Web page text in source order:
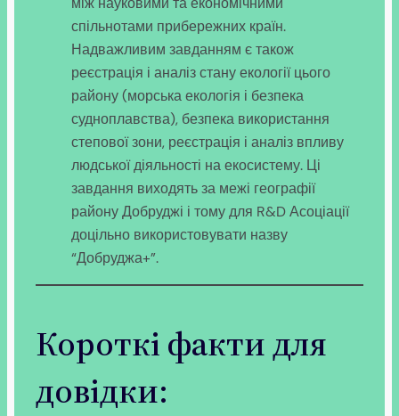
спільнотами прибережних країн.
Надважливим завданням є також
реєстрація і аналіз стану екології цього
району (морська екологія і безпека
судноплавства), безпека використання
степової зони, реєстрація і аналіз впливу
людської діяльності на екосистему. Ці
завдання виходять за межі географії
району Добруджі і тому для R&D Асоціації
доцільно використовувати назву
“Добруджа+”.
Короткі факти для
довідки: